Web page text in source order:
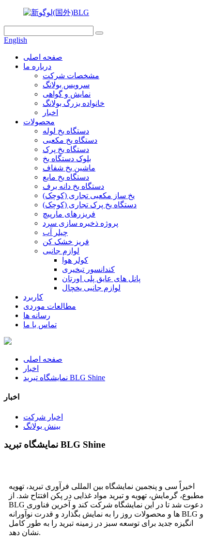
English
صفحه اصلی
درباره ما
مشخصات شرکت
سرویس بولانگ
نمایش و گواهی
خانواده بزرگ بولانگ
اخبار
محصولات
دستگاه یخ لوله
دستگاه یخ مکعبی
دستگاه یخ پرک
بلوک دستگاه یخ
ماشین یخ شفاف
دستگاه یخ مایع
دستگاه یخ دانه برف
یخ ساز مکعبی تجاری (کوچک)
دستگاه یخ پرک تجاری (کوچک)
فریزرهای مارپیچ
پروژه ذخیره سازی سرد
چیلر آب
فریز خشک کن
لوازم جانبی
کولر هوا
کندانسور تبخیری
پانل های عایق پلی اورتان
لوازم جانبی یخچال
کاربرد
مطالعات موردی
رسانه ها
تماس با ما
صفحه اصلی
اخبار
نمایشگاه تبرید BLG Shine
اخبار
اخبار شرکت
بینش بولانگ
نمایشگاه تبرید BLG Shine
اخیراً سی و پنجمین نمایشگاه بین المللی فرآوری تبرید، تهویه
مطبوع، گرمایش، تهویه و تبرید مواد غذایی در پکن افتتاح شد. از
BLG دعوت شد تا در این نمایشگاه شرکت کند و آخرین فناوری
ها و محصولات روز را به نمایش بگذارد و قدرت نوآورانه BLG و
انگیزه جدید برای توسعه سبز در زمینه تبرید را به طور کامل
نشان دهد.